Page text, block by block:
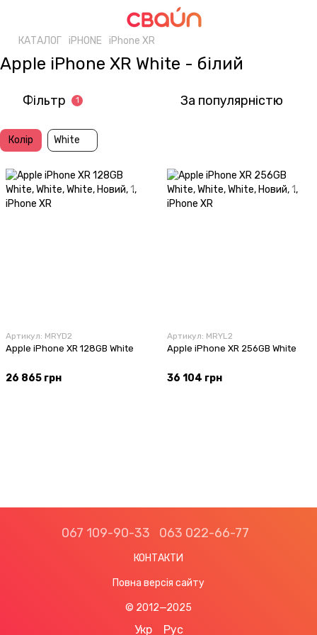
КАТАЛОГ iPHONE iPhone XR
Apple iPhone XR White - білий
Фільтр 1 За популярністю
Колір White
Артикул: MRYD2
Apple iPhone XR 128GB White
26 865 грн
Артикул: MRYL2
Apple iPhone XR 256GB White
36 104 грн
067 109-90-33 063 022-66-77
КОНТАКТИ
Повна версія сайту
© 2012—2025
Укр Рус